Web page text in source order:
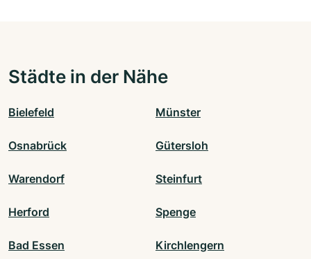
Städte in der Nähe
Bielefeld Münster
Osnabrück Gütersloh
Warendorf Steinfurt
Herford Spenge
Bad Essen Kirchlengern